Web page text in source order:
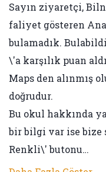
Sayın ziyaretçi,
faliyet gösteren
bulamadık.
\'a karşılık puan
Maps den alınmış
doğrudur.
Bu okul hakkında
bir bilgi var ise bize
Renkli\' butonu…